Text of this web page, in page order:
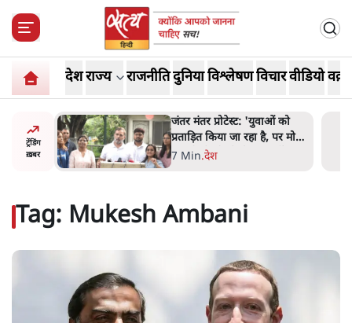
देशराज्य राजनीतिदुनियाविश्लेषणविचारवीडियो
ट्रेंडिंग
ख़बर
पर मोदी-
पेंटर प्रशांत की दर्दनाक दास्तान-
जंतर मंतर पर पैलेट गन से 5 नहीं,
6 लोग घायल हुए
6 Min.देश
Tag: Mukesh Ambani